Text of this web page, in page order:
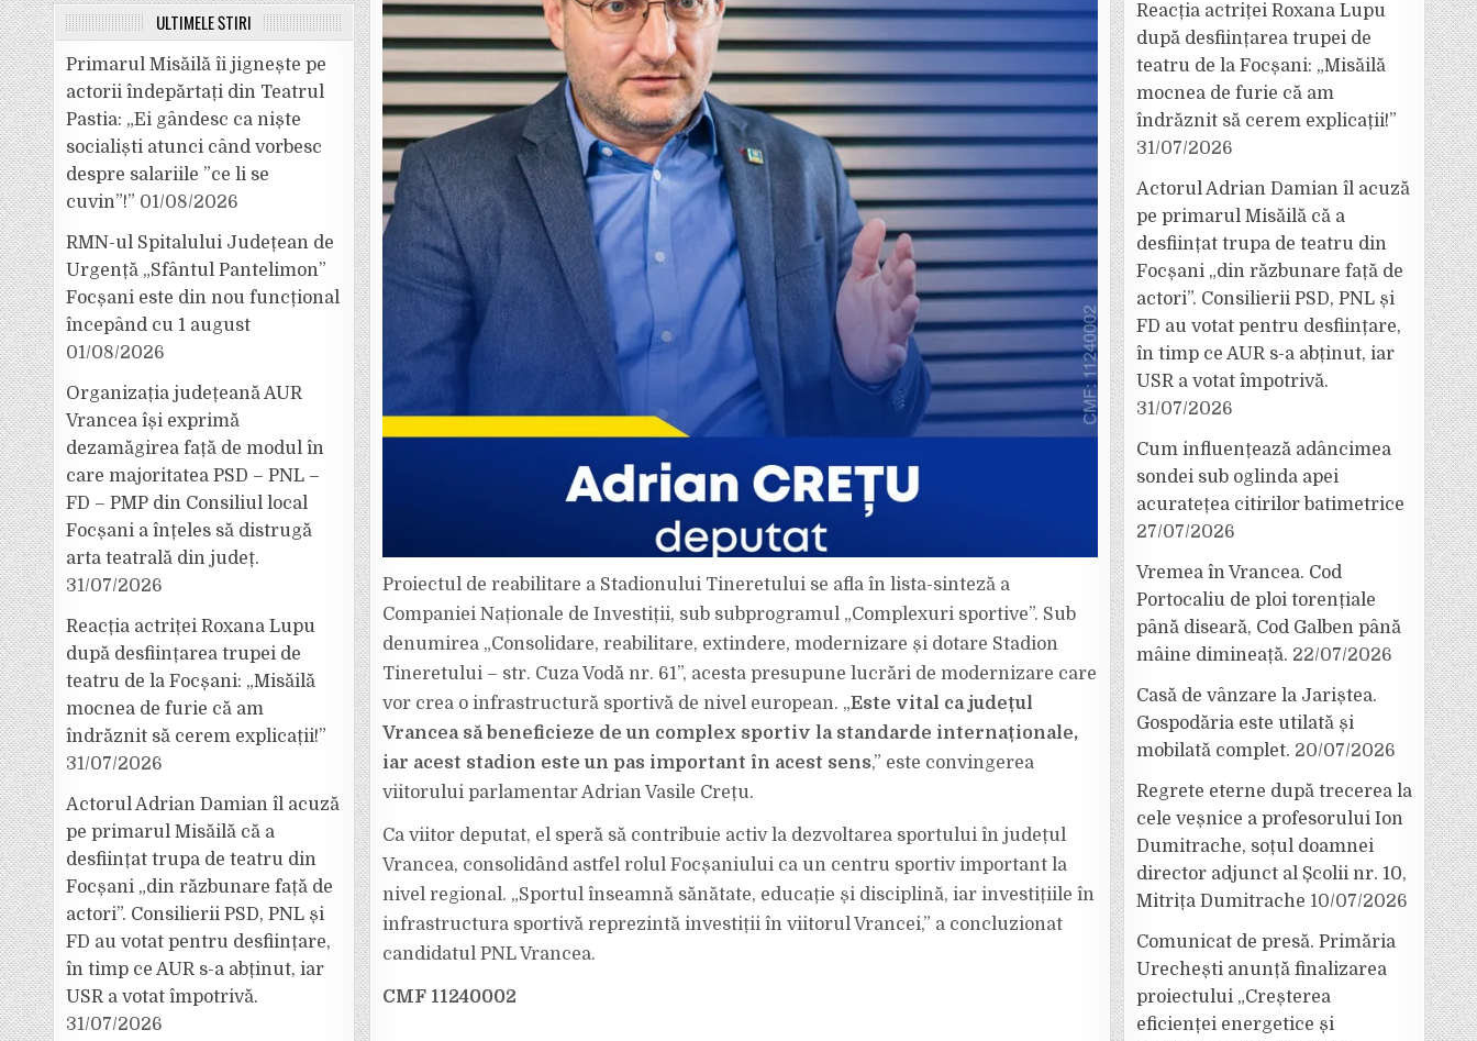
Proiectul de reabilitare a Stadionului Tineretului se afla în lista-sinteză a
Companiei Naționale de Investiții, sub subprogramul „Complexuri sportive”. Sub
denumirea „Consolidare, reabilitare, extindere, modernizare și dotare Stadion
Tineretului – str. Cuza Vodă nr. 61”, acesta presupune lucrări de modernizare care
vor crea o infrastructură sportivă de nivel european. „Este vital ca județul
Vrancea să beneficieze de un complex sportiv la standarde internaționale,
iar acest stadion este un pas important în acest sens,” este convingerea
viitorului parlamentar Adrian Vasile Crețu.
Ca viitor deputat, el speră să contribuie activ la dezvoltarea sportului în județul
Vrancea, consolidând astfel rolul Focșaniului ca un centru sportiv important la
nivel regional. „Sportul înseamnă sănătate, educație și disciplină, iar investițiile în
infrastructura sportivă reprezintă investiții în viitorul Vrancei,” a concluzionat
candidatul PNL Vrancea.
CMF 11240002
ULTIMELE ȘTIRI
Primarul Misăilă îi jignește pe
actorii îndepărtați din Teatrul
Pastia: „Ei gândesc ca niște
socialiști atunci când vorbesc
despre salariile ”ce li se
cuvin”!” 01/08/2026
RMN-ul Spitalului Județean de
Urgență „Sfântul Pantelimon”
Focșani este din nou funcțional
începând cu 1 august
01/08/2026
Organizația județeană AUR
Vrancea își exprimă
dezamăgirea față de modul în
care majoritatea PSD – PNL –
FD – PMP din Consiliul local
Focșani a înțeles să distrugă
arta teatrală din județ.
31/07/2026
Reacția actriței Roxana Lupu
după desființarea trupei de
teatru de la Focșani: „Misăilă
mocnea de furie că am
îndrăznit să cerem explicații!”
31/07/2026
Actorul Adrian Damian îl acuză
pe primarul Misăilă că a
desființat trupa de teatru din
Focșani „din răzbunare față de
actori”. Consilierii PSD, PNL și
FD au votat pentru desființare,
în timp ce AUR s-a abținut, iar
USR a votat împotrivă.
31/07/2026
Reacția actriței Roxana Lupu
după desființarea trupei de
teatru de la Focșani: „Misăilă
mocnea de furie că am
îndrăznit să cerem explicații!”
31/07/2026
Actorul Adrian Damian îl acuză
pe primarul Misăilă că a
desființat trupa de teatru din
Focșani „din răzbunare față de
actori”. Consilierii PSD, PNL și
FD au votat pentru desființare,
în timp ce AUR s-a abținut, iar
USR a votat împotrivă.
31/07/2026
Cum influențează adâncimea
sondei sub oglinda apei
acuratețea citirilor batimetrice
27/07/2026
Vremea în Vrancea. Cod
Portocaliu de ploi torențiale
până diseară, Cod Galben până
mâine dimineață. 22/07/2026
Casă de vânzare la Jariștea.
Gospodăria este utilată și
mobilată complet. 20/07/2026
Regrete eterne după trecerea la
cele veșnice a profesorului Ion
Dumitrache, soțul doamnei
director adjunct al Școlii nr. 10,
Mitrița Dumitrache 10/07/2026
Comunicat de presă. Primăria
Urechești anunță finalizarea
proiectului „Creșterea
eficienței energetice și